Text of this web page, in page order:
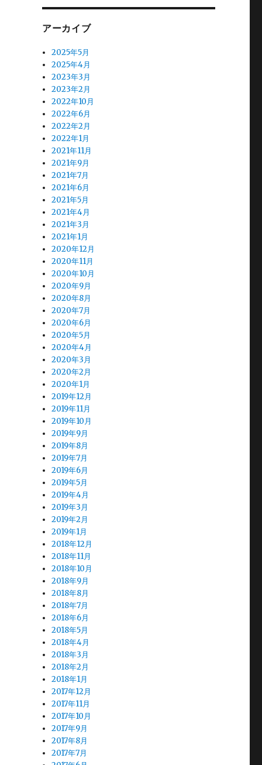
アーカイブ
2025年5月
2025年4月
2023年3月
2023年2月
2022年10月
2022年6月
2022年2月
2022年1月
2021年11月
2021年9月
2021年7月
2021年6月
2021年5月
2021年4月
2021年3月
2021年1月
2020年12月
2020年11月
2020年10月
2020年9月
2020年8月
2020年7月
2020年6月
2020年5月
2020年4月
2020年3月
2020年2月
2020年1月
2019年12月
2019年11月
2019年10月
2019年9月
2019年8月
2019年7月
2019年6月
2019年5月
2019年4月
2019年3月
2019年2月
2019年1月
2018年12月
2018年11月
2018年10月
2018年9月
2018年8月
2018年7月
2018年6月
2018年5月
2018年4月
2018年3月
2018年2月
2018年1月
2017年12月
2017年11月
2017年10月
2017年9月
2017年8月
2017年7月